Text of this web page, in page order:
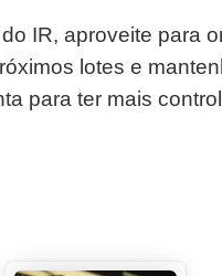
IR, aproveite para
lotes e
para ter mais